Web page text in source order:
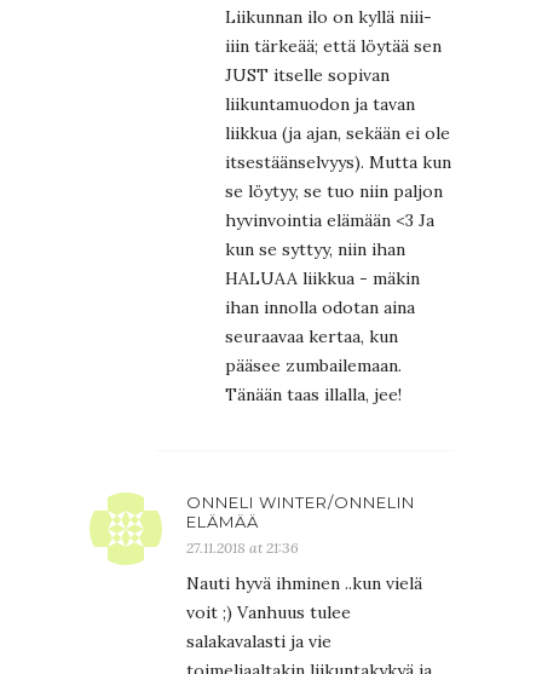
Liikunnan ilo on kyllä niii-
iiin tärkeää; että löytää sen
JUST itselle sopivan
liikuntamuodon ja tavan
liikkua (ja ajan, sekään ei ole
itsestäänselvyys). Mutta kun
se löytyy, se tuo niin paljon
hyvinvointia elämään <3 Ja
kun se syttyy, niin ihan
HALUAA liikkua - mäkin
ihan innolla odotan aina
seuraavaa kertaa, kun
pääsee zumbailemaan.
Tänään taas illalla, jee!
ONNELI WINTER/ONNELIN
ELÄMÄÄ
27.11.2018 at 21:36
Nauti hyvä ihminen ..kun vielä
voit ;) Vanhuus tulee
salakavalasti ja vie